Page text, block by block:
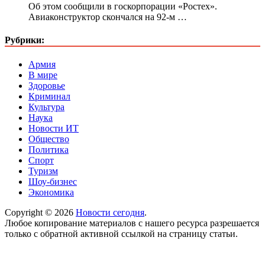
Об этом сообщили в госкорпорации «Ростех».
Авиаконструктор скончался на 92-м …
Рубрики:
Армия
В мире
Здоровье
Криминал
Культура
Наука
Новости ИТ
Общество
Политика
Спорт
Туризм
Шоу-бизнес
Экономика
Copyright © 2026 Новости сегодня.
Любое копирование материалов с нашего ресурса разрешается
только с обратной активной ссылкой на страницу статьи.